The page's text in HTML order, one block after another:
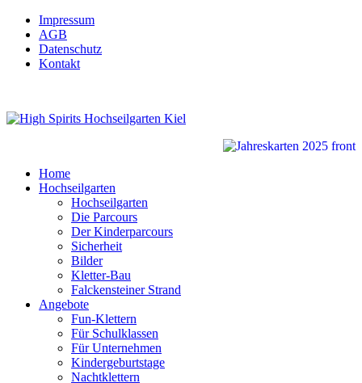
Impressum
AGB
Datenschutz
Kontakt
Home
Hochseilgarten
Hochseilgarten
Die Parcours
Der Kinderparcours
Sicherheit
Bilder
Kletter-Bau
Falckensteiner Strand
Angebote
Fun-Klettern
Für Schulklassen
Für Unternehmen
Kindergeburtstage
Nachtklettern